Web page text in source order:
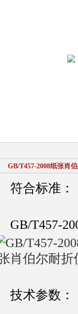
GB/T457-2008纸张肖
符合标准：
GB/T457-
技术参数：